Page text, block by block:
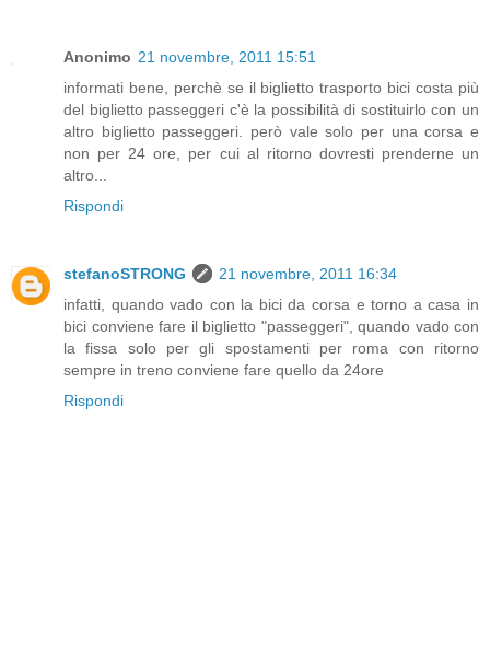
Anonimo 21 novembre, 2011 15:51
informati bene, perchè se il biglietto trasporto bici costa più
del biglietto passeggeri c'è la possibilità di sostituirlo con un
altro biglietto passeggeri. però vale solo per una corsa e
non per 24 ore, per cui al ritorno dovresti prenderne un
altro...
Rispondi
stefanoSTRONG
21 novembre, 2011 16:34
infatti, quando vado con la bici da corsa e torno a casa in
bici conviene fare il biglietto "passeggeri", quando vado con
la fissa solo per gli spostamenti per roma con ritorno
sempre in treno conviene fare quello da 24ore
Rispondi